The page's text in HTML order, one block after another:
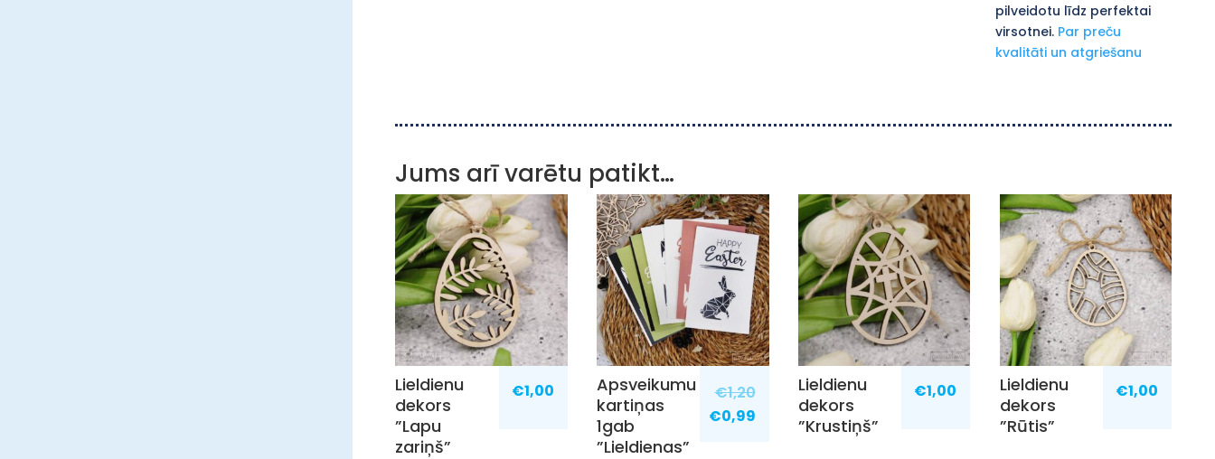
pilveidotu līdz perfektai
virsotnei. Par preču
kvalitāti un atgriešanu
Jums arī varētu patikt…
Lieldienu
dekors
”Lapu
zariņš”
€1,00
Apsveikumu
kartiņas
1gab
”Lieldienas”
€1,20
€0,99
Lieldienu
dekors
”Krustiņš”
€1,00
Lieldienu
dekors
”Rūtis”
€1,00